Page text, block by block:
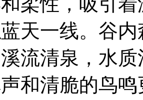
天一线。谷
流清泉，水
和清脆的鸟